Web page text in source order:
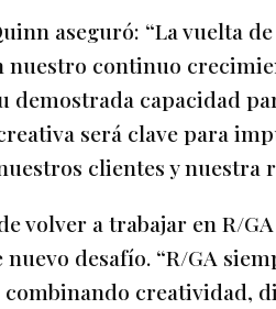
aseguró: “La vuelta
nuestro continuo
demostrada capacidad
será clave para
clientes y nuestra
volver a trabajar en R/
desafío. “R/GA
creatividad,